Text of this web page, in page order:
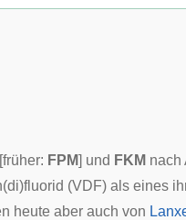
FPM] und FKM nach
(VDF) als eines
heute aber auch von